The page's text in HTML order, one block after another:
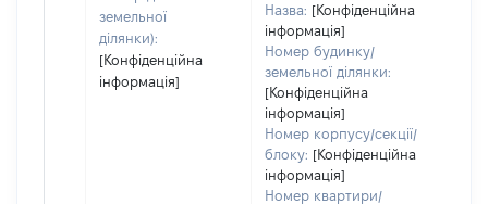
земельної
ділянки):
[Конфіденційна
інформація]
Назва: [Конфіденційна
інформація]
Номер будинку/
земельної ділянки:
[Конфіденційна
інформація]
Номер корпусу/секції/
блоку: [Конфіденційна
інформація]
Номер квартири/